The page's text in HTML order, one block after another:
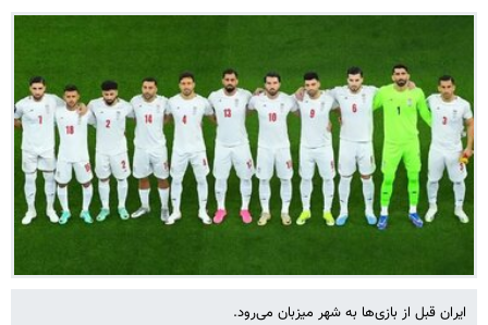
ایران قبل از بازی‌ها به شهر میزبان می‌رود.